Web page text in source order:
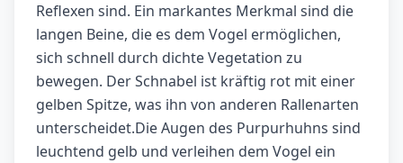
Reflexen sind. Ein markantes Merkmal sind die
langen Beine, die es dem Vogel ermöglichen,
sich schnell durch dichte Vegetation zu
bewegen. Der Schnabel ist kräftig rot mit einer
gelben Spitze, was ihn von anderen Rallenarten
unterscheidet.Die Augen des Purpurhuhns sind
leuchtend gelb und verleihen dem Vogel ein